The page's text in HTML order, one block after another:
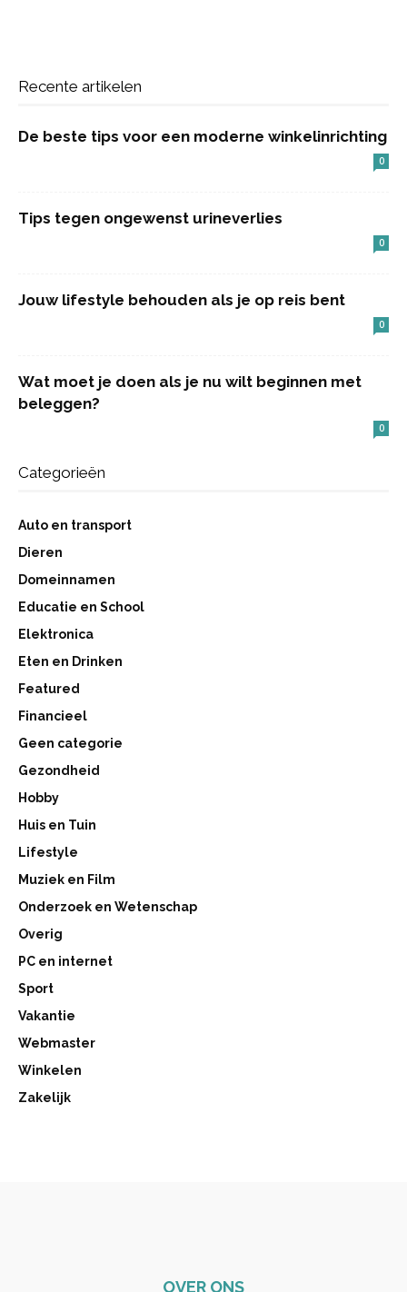
Recente artikelen
De beste tips voor een moderne winkelinrichting
0
Tips tegen ongewenst urineverlies
0
Jouw lifestyle behouden als je op reis bent
0
Wat moet je doen als je nu wilt beginnen met
beleggen?
0
Categorieën
Auto en transport
Dieren
Domeinnamen
Educatie en School
Elektronica
Eten en Drinken
Featured
Financieel
Geen categorie
Gezondheid
Hobby
Huis en Tuin
Lifestyle
Muziek en Film
Onderzoek en Wetenschap
Overig
PC en internet
Sport
Vakantie
Webmaster
Winkelen
Zakelijk
OVER ONS